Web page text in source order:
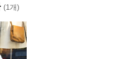
행
운명이라면
(1개)